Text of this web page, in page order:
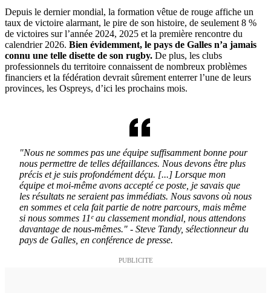
Depuis le dernier mondial, la formation vêtue de rouge affiche un
taux de victoire alarmant, le pire de son histoire, de seulement 8 %
de victoires sur l’année 2024, 2025 et la première rencontre du
calendrier 2026. Bien évidemment, le pays de Galles n’a jamais
connu une telle disette de son rugby. De plus, les clubs
professionnels du territoire connaissent de nombreux problèmes
financiers et la fédération devrait sûrement enterrer l’une de leurs
provinces, les Ospreys, d’ici les prochains mois.
"Nous ne sommes pas une équipe suffisamment bonne pour
nous permettre de telles défaillances. Nous devons être plus
précis et je suis profondément déçu. [...] Lorsque mon
équipe et moi-même avons accepté ce poste, je savais que
les résultats ne seraient pas immédiats. Nous savons où nous
en sommes et cela fait partie de notre parcours, mais même
si nous sommes 11ᵉ au classement mondial, nous attendons
davantage de nous-mêmes." - Steve Tandy, sélectionneur du
pays de Galles, en conférence de presse.